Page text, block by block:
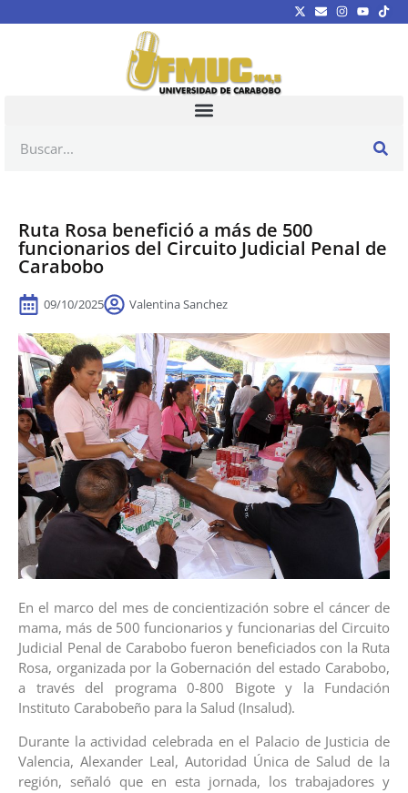
Ruta Rosa benefició a más de 500
funcionarios del Circuito Judicial Penal de
Carabobo
09/10/2025 Valentina Sanchez
En el marco del mes de concientización sobre el cáncer de
mama, más de 500 funcionarios y funcionarias del Circuito
Judicial Penal de Carabobo fueron beneficiados con la Ruta
Rosa, organizada por la Gobernación del estado Carabobo,
a través del programa 0-800 Bigote y la Fundación
Instituto Carabobeño para la Salud (Insalud).
Durante la actividad celebrada en el Palacio de Justicia de
Valencia, Alexander Leal, Autoridad Única de Salud de la
región, señaló que en esta jornada, los trabajadores y